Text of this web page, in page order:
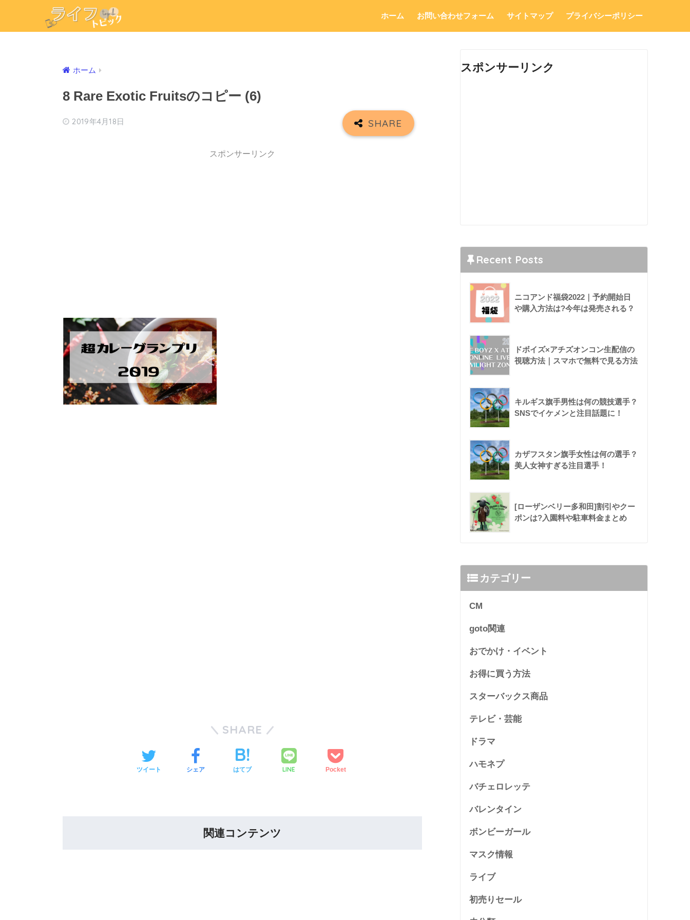
ホーム お問い合わせフォーム サイトマップ プライバシーポリシー
ホーム
8 Rare Exotic Fruitsのコピー (6)
2019年4月18日
スポンサーリンク
SHARE
ツイート シェア はてブ LINE Pocket
関連コンテンツ
スポンサーリンク
Recent Posts
ニコアンド福袋2022｜予約開始日
や購入方法は?今年は発売される？
ドボイズ×アチズオンコン生配信の
視聴方法｜スマホで無料で見る方法
キルギス旗手男性は何の競技選手？
SNSでイケメンと注目話題に！
カザフスタン旗手女性は何の選手？
美人女神すぎる注目選手！
[ローザンベリー多和田]割引やクー
ポンは?入園料や駐車料金まとめ
カテゴリー
CM
goto関連
おでかけ・イベント
お得に買う方法
スターバックス商品
テレビ・芸能
ドラマ
ハモネプ
バチェロレッテ
バレンタイン
ボンビーガール
マスク情報
ライブ
初売りセール